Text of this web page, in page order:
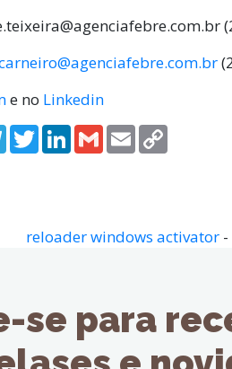
e no Linkedin
Telegram
TwitterLinkedIn
GmailEmail
reloader windows activator-
se para